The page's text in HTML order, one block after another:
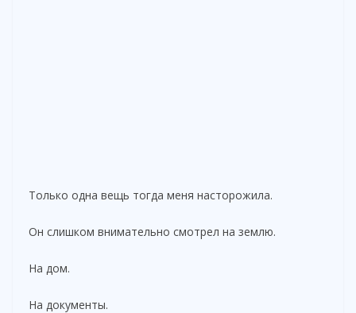
Только одна вещь тогда меня насторожила.
Он слишком внимательно смотрел на землю.
На дом.
На документы.